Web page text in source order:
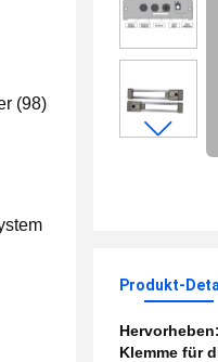
(98)
Produkt-
Hervorheben:
Klemme für